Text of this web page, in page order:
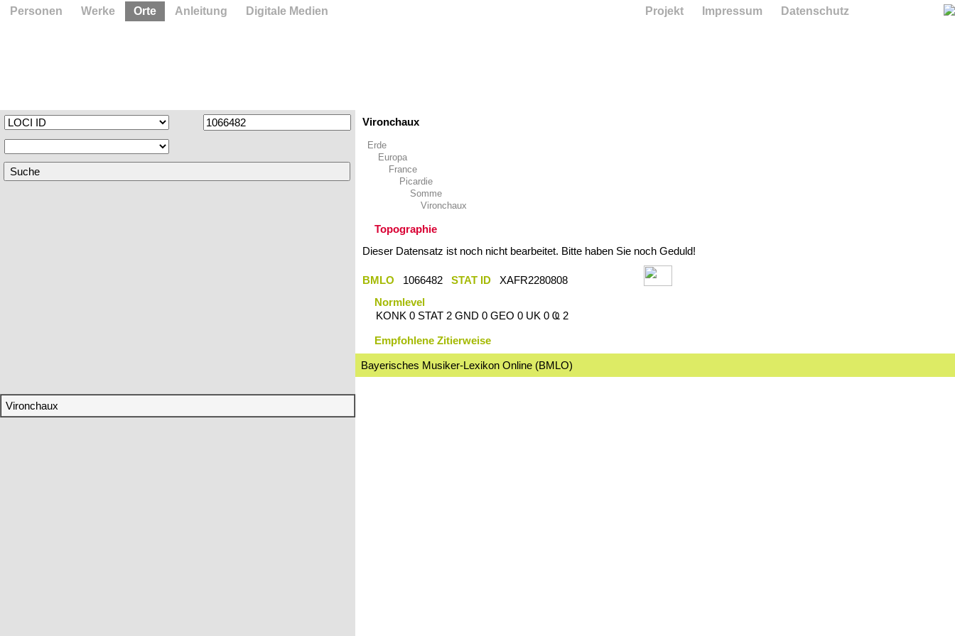
Vironchaux
Vironchaux
Erde
Europa
France
Picardie
Somme
Vironchaux
Topographie
Dieser Datensatz ist noch nicht bearbeitet. Bitte haben Sie noch Geduld!
BMLO 1066482 STAT ID
XAFR2280808
Normlevel
KONK 0 STAT 2 GND 0 GEO 0 UK 0 Ҩ 2
Empfohlene Zitierweise
Bayerisches Musiker-Lexikon Online (BMLO)
Personen Werke Orte Anleitung Digitale Medien Projekt Impressum Datenschutz